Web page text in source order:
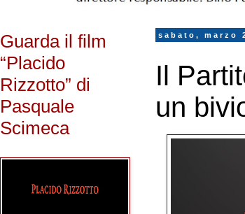
sabato, marzo
Il
un
Guarda il film
“Placido
Rizzotto” di
Pasquale
Scimeca